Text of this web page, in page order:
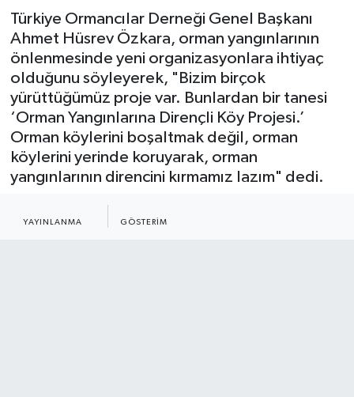
Türkiye Ormancılar Derneği Genel Başkanı
Ahmet Hüsrev Özkara, orman yangınlarının
önlenmesinde yeni organizasyonlara ihtiyaç
olduğunu söyleyerek, "Bizim birçok
yürüttüğümüz proje var. Bunlardan bir tanesi
‘Orman Yangınlarına Dirençli Köy Projesi.’
Orman köylerini boşaltmak değil, orman
köylerini yerinde koruyarak, orman
yangınlarının direncini kırmamız lazım" dedi.